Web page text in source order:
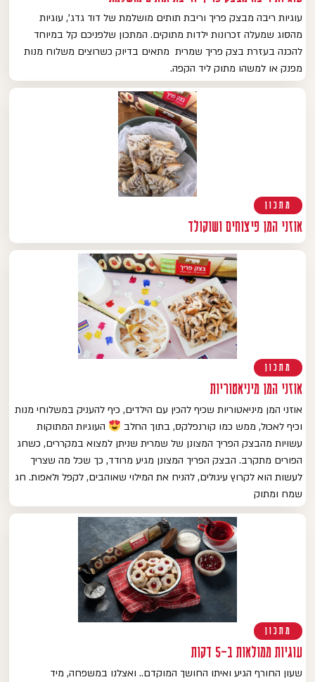
עוגיות ריבה מבצק פריך וריבת תותים מושלמת של דוד גדג', עוגיות
מהסוג שמעלה זכרונות ילדות מתוקים. המתכון שלפניכם קל במיוחד
להכנה בעזרת בצק פריך שמרית מתאים בדיוק כשרוצים משלוח מנות
מפנק או למשהו מתוק ליד הקפה.
מתכון
אוזני המן פיצוחים ושוקולד
מתכון
אוזני המן מיניאטוריות
אוזני המן מיניאטוריות שכיף להכין עם הילדים, כיף להעניק במשלוחי מנות
וכיף לאכול, ממש כמו קורנפלקס, בתוך החלב
העוגיות המתוקות
עשויות מהבצק הפריך המצונן של שמרית שניתן למצוא במקררים, כשחג
הפורים מתקרב. הבצק הפריך המצונן מגיע מרודד, כך שכל מה שצריך
לעשות הוא לקרוץ עיגולים, להניח את המילוי שאוהבים, לקפל ולאפות. חג
שמח ומתוק
מתכון
עוגיות ממולאות ב-5 דקות
שעון החורף הגיע ואיתו החושך המוקדם.. ואצלנו במשפחה, מיד